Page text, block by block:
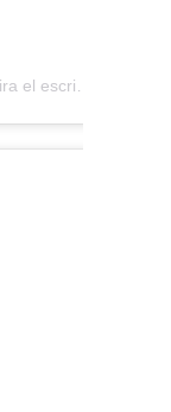
Una publicación compartida de Mira el escritorio (@miraelescritorio)